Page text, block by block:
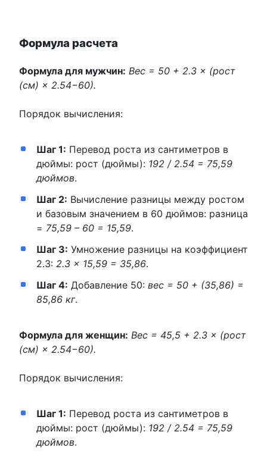
Формула расчета
Формула для мужчин: Вес = 50 + 2.3 × (рост
(см) × 2.54−60).
Порядок вычисления:
Шаг 1: Перевод роста из сантиметров в
дюймы: рост (дюймы): 192 / 2.54 = 75,59
дюймов.
Шаг 2: Вычисление разницы между ростом
и базовым значением в 60 дюймов: разница
= 75,59 – 60 = 15,59.
Шаг 3: Умножение разницы на коэффициент
2.3: 2.3 × 15,59 = 35,86.
Шаг 4: Добавление 50: вес = 50 + (35,86) =
85,86 кг.
Формула для женщин: Вес = 45,5 + 2.3 × (рост
(см) × 2.54−60).
Порядок вычисления:
Шаг 1: Перевод роста из сантиметров в
дюймы: рост (дюймы): 192 / 2.54 = 75,59
дюймов.